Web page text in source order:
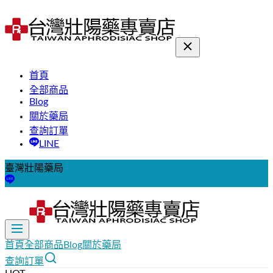
首頁
全部商品
Blog
關於藥局
查詢訂單
LINE
臺灣壯陽藥局
首頁全部商品 Blog關於藥局
查詢訂單